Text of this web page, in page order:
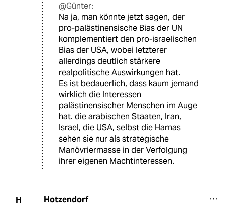
@Günter:
Na ja, man könnte jetzt sagen, der
pro-palästinensische Bias der UN
komplementiert den pro-israelischen
Bias der USA, wobei letzterer
allerdings deutlich stärkere
realpolitische Auswirkungen hat.
Es ist bedauerlich, dass kaum jemand
wirklich die Interessen
palästinensischer Menschen im Auge
hat. die arabischen Staaten, Iran,
Israel, die USA, selbst die Hamas
sehen sie nur als strategische
Manövriermasse in der Verfolgung
ihrer eigenen Machtinteressen.
H Hotzendorf